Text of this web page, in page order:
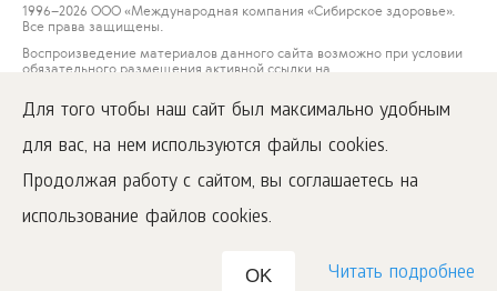
Для того чтобы наш сайт был максимально удобным
для вас, на нем используются файлы cookies.
Продолжая работу с сайтом, вы соглашаетесь на
использование файлов cookies.
OK Читать подробнее
1996–2026 ООО «Международная компания «Сибирское здоровье».
Все права защищены.
Воспроизведение материалов данного сайта возможно при условии
обязательного размещения активной ссылки на
Контакты
Пользовательское соглашение
Политика конфиденциальности